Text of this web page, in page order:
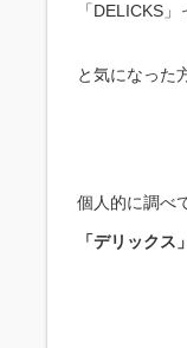
「DELICKS
と気になった
個人的に調べ
「デリック